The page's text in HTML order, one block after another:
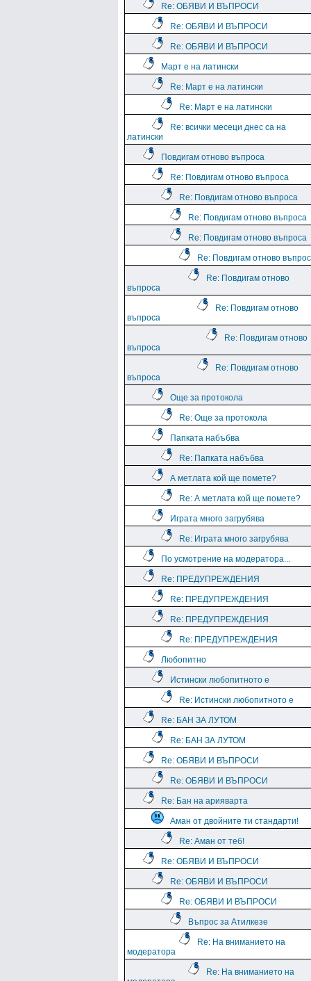
Re: ОБЯВИ И ВЪПРОСИ
Re: ОБЯВИ И ВЪПРОСИ
Re: ОБЯВИ И ВЪПРОСИ
Март е на латински
Re: Март е на латински
Re: Март е на латински
Re: всички месеци днес са на
латински
Повдигам отново въпроса
Re: Повдигам отново въпроса
Re: Повдигам отново въпроса
Re: Повдигам отново въпроса
Re: Повдигам отново въпроса
Re: Повдигам отново
Re: Повдигам отново
въпроса
Re: Повдигам отново
въпроса
Re: Повдигам отново
въпроса
Re: Повдигам отново
въпроса
Още за протокола
Re: Още за протокола
Папката набъбва
Re: Папката набъбва
А метлата кой ще помете?
Re: А метлата кой ще помете?
Играта много загрубява
Re: Играта много загрубява
По усмотрение на модератора...
Re: ПРЕДУПРЕЖДЕНИЯ
Re: ПРЕДУПРЕЖДЕНИЯ
Re: ПРЕДУПРЕЖДЕНИЯ
Re: ПРЕДУПРЕЖДЕНИЯ
Любопитно
Истински любопитното е
Re: Истински любопитното е
Re: БАН ЗА ЛУТОМ
Re: БАН ЗА ЛУТОМ
Re: ОБЯВИ И ВЪПРОСИ
Re: ОБЯВИ И ВЪПРОСИ
Re: Бан на арияварта
Аман от двойните ти стандарти!
Re: Аман от теб!
Re: ОБЯВИ И ВЪПРОСИ
Re: ОБЯВИ И ВЪПРОСИ
Re: ОБЯВИ И ВЪПРОСИ
Въпрос за Атилкезе
Re: На вниманието на
модератора
Re: На вниманието на